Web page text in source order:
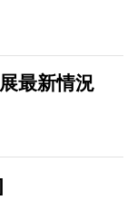
最新情況